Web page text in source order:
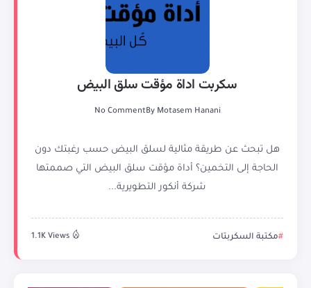
سكربت اداة مؤقت سلق البيض
By Motasem Hanani
No Comment
هل تبحث عن طريقة مثالية لسلق البيض حسب رغبتك دون
الحاجة إلى التخمين؟ أداة مؤقت سلق البيض التي صممتها
شركة أنكور التطويرية...
مكتبة السكربتات 1.1K Views